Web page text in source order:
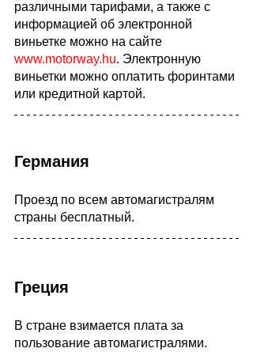
различными тарифами, а также с
информацией об электронной
виньетке можно на сайте
www.motorway.hu. Электронную
виньетки можно оплатить форинтами
или кредитной картой.
Германия
Проезд по всем автомагистралям
страны бесплатный.
Греция
В стране взимается плата за
пользование автомагистралями.